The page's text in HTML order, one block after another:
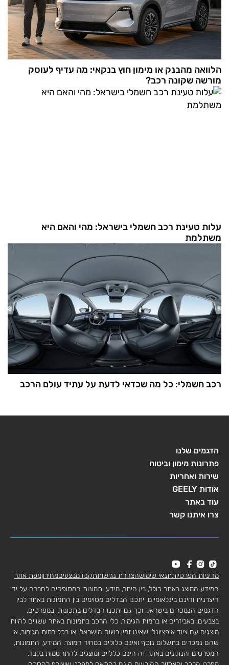
הלוואה מהבנק או מימון חוץ בנקאי: מה עדיף לעוסק
מורשה שקונה רכב?
עלות טעינת רכב חשמלי בישראל: מהי והאם היא
משתלמת
רכב חשמלי: כל מה שכדאי לדעת על עתיד עולם הרכב
הדגמים שלנו
פתרונות מימון וביטוח
שירות ואחריות
אודות GEELY
עוד באתר
צרו איתנו קשר
מדיניות הפרטיותתנאי שימושהצהרת נגישותתקנון מבצעיםמחירוןמפת אתר
המידע המוצג באתר כולל, בין היתר, מידע ותמונות המסופקים לחברה על ידי
היצרנית והינם בינלאומיים. יתכנו הבדלים מסוימים בין התמונות באתר לבין
הדגמים הנמכרים בישראל, וכך גם יתכנו הבדלים בתכונות, במפרטים,
בצבעים, באביזרים או ברמות הגימור. כלי הרכב בתמונות באתר עשויים להיות
מוצגים עם ציוד אופציונלי שאינו זמין בשוק הישראלי או בכל רמות הגימור, או
שהם נמכרים בתשלום נוסף ואינם כלולים במחיר המוצר. המידע, התמונות,
המפרטים והנתונים באתר זה הינם כלליים ומוצגים להתרשמות בלבד.